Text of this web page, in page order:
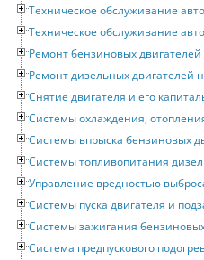
Техническое обслуживание
Техническое обслуживание
Ремонт бензиновых
Ремонт дизельных двигателей
Снятие двигателя и его
Системы охлаждения,
Системы впрыска бензиновых
Системы топливопитания
Управление вредностью выброса и
Системы пуска двигателя и
Системы зажигания
Система предпускового